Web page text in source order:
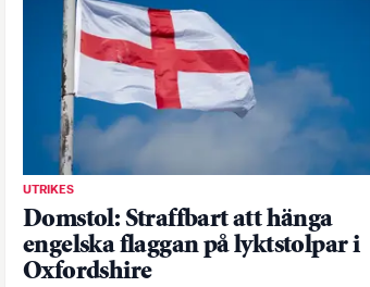
UTRIKES
Domstol: Straffbart att hänga
engelska flaggan på lyktstolpar i
Oxfordshire